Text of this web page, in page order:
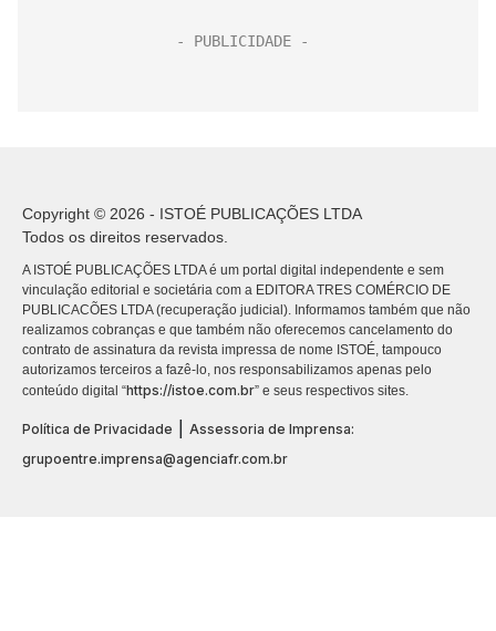
Copyright © 2026 - ISTOÉ PUBLICAÇÕES LTDA
Todos os direitos reservados.
A ISTOÉ PUBLICAÇÕES LTDA é um portal digital independente e sem
vinculação editorial e societária com a EDITORA TRES COMÉRCIO DE
PUBLICACÕES LTDA (recuperação judicial). Informamos também que não
realizamos cobranças e que também não oferecemos cancelamento do
contrato de assinatura da revista impressa de nome ISTOÉ, tampouco
autorizamos terceiros a fazê-lo, nos responsabilizamos apenas pelo
conteúdo digital “https://istoe.com.br” e seus respectivos sites.
Política de Privacidade
Assessoria de Imprensa:
grupoentre.imprensa@agenciafr.com.br